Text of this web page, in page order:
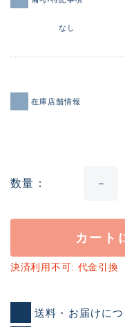
なし
在庫店舗情報
数量
カート
決済利用不可: 代金引換
送料・お届けにつ